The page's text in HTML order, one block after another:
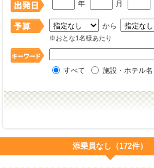
年 月
から
※おとな1名様あたり
すべて 施設・ホテル名
添乗員なし（172件）